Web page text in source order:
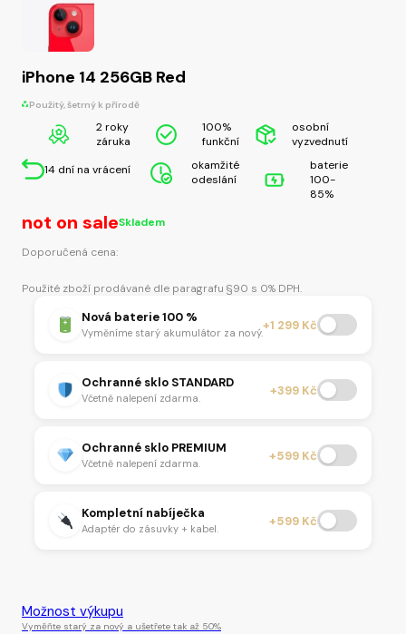
iPhone 14 256GB Red
Použitý, šetrný k přírodě
2 roky
záruka
100%
funkční
osobní
vyzvednutí
14 dní na vrácení
okamžité
odeslání
baterie
100-
85%
not on saleSkladem
Doporučená cena:
Použité zboží prodávané dle paragrafu §90 s 0% DPH.
Nová baterie 100 %
Vyměníme starý akumulátor za nový.+1 299 Kč
Ochranné sklo STANDARD
Včetně nalepení zdarma. +399 Kč
Ochranné sklo PREMIUM
Včetně nalepení zdarma. +599 Kč
Kompletní nabíječka
Adaptér do zásuvky + kabel. +599 Kč
Možnost výkupu
Vyměňte starý za nový a ušetřete tak až 50%